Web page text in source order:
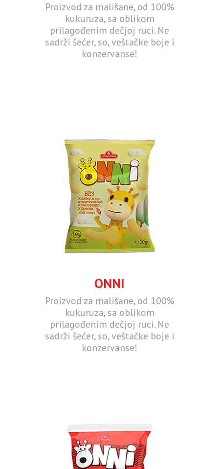
Proizvod za mališane, od 100%
kukuruza, sa oblikom
prilagođenim dečjoj ruci. Ne
sadrži šećer, so, veštačke boje i
konzervanse!
ONNI
Proizvod za mališane, od 100%
kukuruza, sa oblikom
prilagođenim dečjoj ruci. Ne
sadrži šećer, so, veštačke boje i
konzervanse!